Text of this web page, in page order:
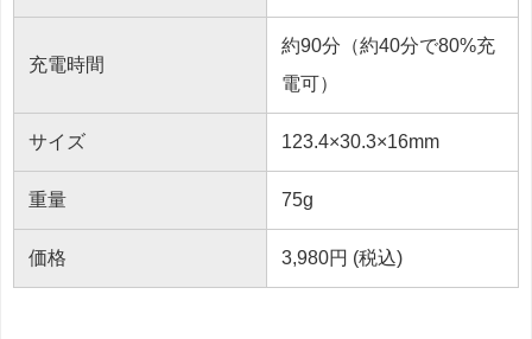
充電時間
約90分（約40分で80%充
電可）
サイズ 123.4×30.3×16mm
重量 75g
価格 3,980円 (税込)